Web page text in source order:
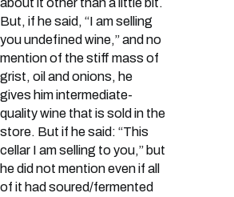
about it other than a little bit.
But, if he said, “I am selling
you undefined wine,” and no
mention of the stiff mass of
grist, oil and onions, he
gives him intermediate-
quality wine that is sold in the
store. But if he said: “This
cellar I am selling to you,” but
he did not mention even if all
of it had soured/fermented